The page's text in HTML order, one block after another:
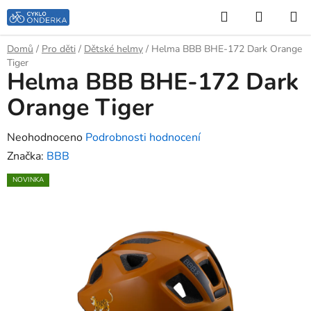
Přejít
na
obsah
Hledat
KOŠÍK
Domů / Pro děti / Dětské helmy / Helma BBB BHE-172 Dark Orange
Tiger
Helma BBB BHE-172 Dark
Orange Tiger
Průměrné
hodnocení
produktu
Neohodnoceno Podrobnosti hodnocení
Značka: BBB
NOVINKA